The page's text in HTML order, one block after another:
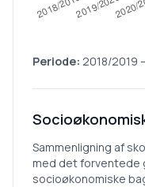
Periode: 2018/2019 –
Sammenligning af
med det forventede
socioøkonomiske